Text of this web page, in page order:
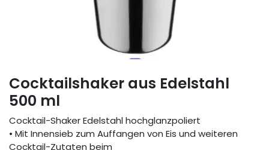
Cocktailshaker aus Edelstahl
500 ml
Cocktail-Shaker Edelstahl hochglanzpoliert
• Mit Innensieb zum Auffangen von Eis und weiteren
Cocktail-Zutaten beim